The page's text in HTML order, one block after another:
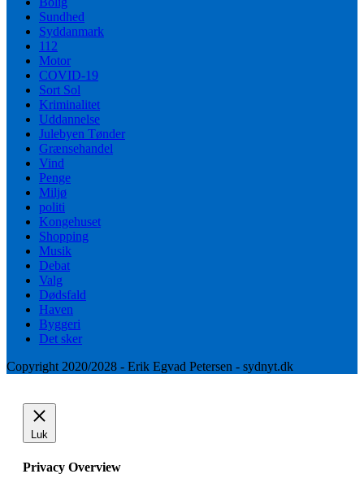
Sundhed
Syddanmark
112
Motor
COVID-19
Sort Sol
Kriminalitet
Uddannelse
Julebyen Tønder
Grænsehandel
Vind
Penge
Miljø
politi
Kongehuset
Shopping
Musik
Debat
Valg
Dødsfald
Haven
Byggeri
Det sker
Copyright 2020/2028 - Erik Egvad Petersen - sydnyt.dk
Luk
Privacy Overview